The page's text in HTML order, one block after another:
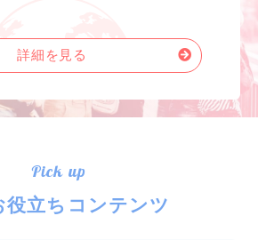
詳細を見る
Pick up
役立ちコンテンツ